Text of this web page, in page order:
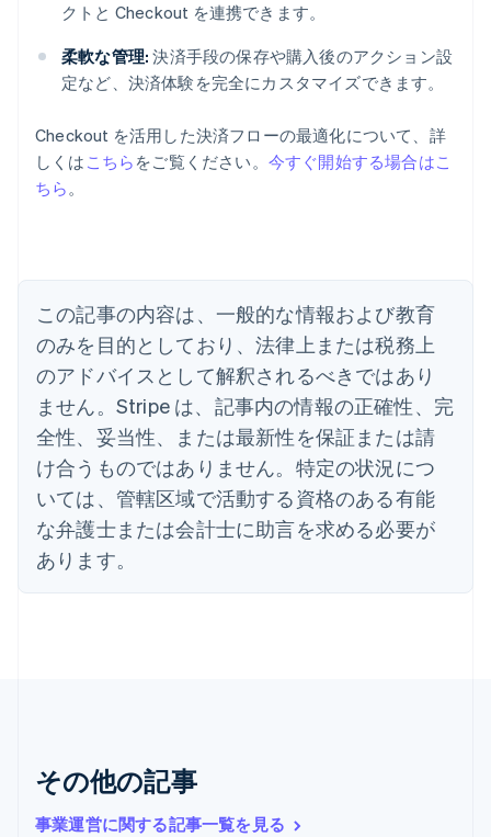
クトと Checkout を連携できます。
柔軟な管理: 決済手段の保存や購入後のアクション設
定など、決済体験を完全にカスタマイズできます。
Checkout を活用した決済フローの最適化について、詳
しくは こちら をご覧ください。 今すぐ開始する場合はこ
ちら。
この記事の内容は、一般的な情報および教育
のみを目的としており、法律上または税務上
のアドバイスとして解釈されるべきではあり
ません。Stripe は、記事内の情報の正確性、完
全性、妥当性、または最新性を保証または請
け合うものではありません。特定の状況につ
いては、管轄区域で活動する資格のある有能
な弁護士または会計士に助言を求める必要が
あります。
その他の記事
事業運営に関する記事一覧を見る
アラブ首長国連邦
English
イギリス
English
イタリア
インド
English
エストニア
English
オーストラリア
English
オーストリア
DeutschEnglish
English
EnglishItaliano